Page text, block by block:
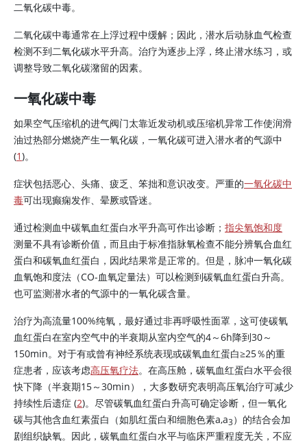
二氧化碳中毒。
二氧化碳中毒通常在上浮过程中缓解；因此，潜水后动脉血气检查
检测不到二氧化碳水平升高。治疗为逐步上浮，终止潜水练习，或
调整导致二氧化碳潴留的因素。
一氧化碳中毒
如果空气压缩机的进气阀门太靠近发动机或压缩机异常工作使润滑
油过热部分燃烧产生一氧化碳，一氧化碳可进入潜水者的气源中
(1)。
症状包括恶心、头痛、疲乏、笨拙和意识改变。严重的一氧化碳中
毒可出现癫痫发作、晕厥或昏迷。
通过检测血中碳氧血红蛋白水平升高可作出诊断； 指尖氧饱和度
测量不具有诊断价值，而且由于标准指脉氧检查不能分辨氧合血红
蛋白和碳氧血红蛋白，因此结果常是正常的。但是，脉冲一氧化碳
血氧饱和度法（CO-血氧定量法）可以检测到碳氧血红蛋白升高。
也可监测潜水者的气源中的一氧化碳含量。
治疗为高流量100%纯氧，最好通过非再呼吸性面罩，这可使碳氧
血红蛋白在室内空气中的半衰期从室内空气的4～6h降到30～
150min。对于有或曾有神经系统表现或碳氧血红蛋白≥25％的重
症患者，应该考虑高压氧疗法。在高压舱，碳氧血红蛋白水平会很
快下降（半衰期15～30min），大多数研究表明高压氧治疗可减少
持续性后遗症 (2)。尽管碳氧血红蛋白升高可确定诊断，但一氧化
碳与其他含血红素蛋白（如肌红蛋白和细胞色素a,a3）的结合会加
剧组织缺氧。因此，碳氧血红蛋白水平与临床严重程度无关，不应